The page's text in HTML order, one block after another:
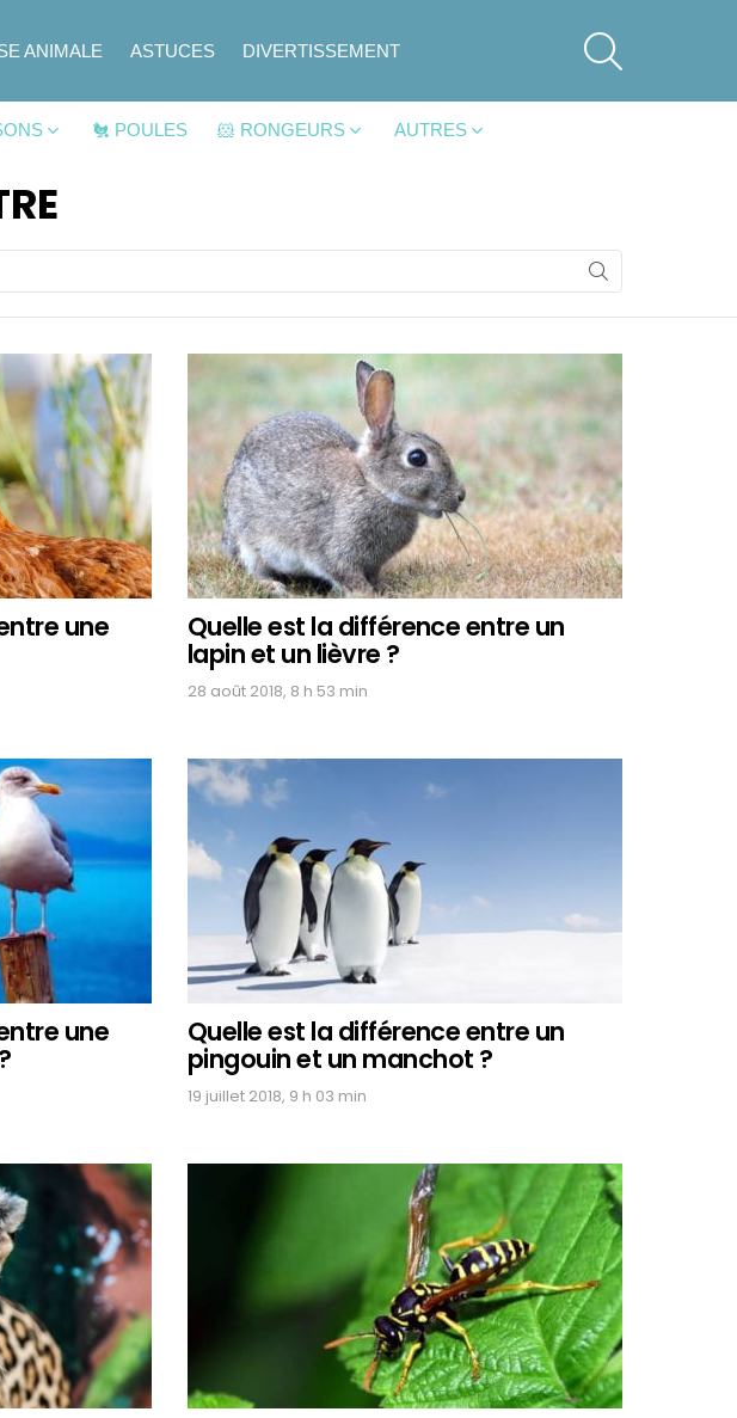
ANIMALE ASTUCES DIVERTISSEMENT
🐔 POULES 🐹 RONGEURS AUTRES
une Quelle est la différence entre un
lapin et un lièvre ?
28 août 2018, 8 h 53 min
une Quelle est la différence entre un
pingouin et un manchot ?
19 juillet 2018, 9 h 03 min